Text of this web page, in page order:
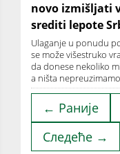
novo izmišljati
srediti lepote
Ulaganje u ponudu
se može višestruko
da donese nekoliko
a ništa
← Раније
Следеће →